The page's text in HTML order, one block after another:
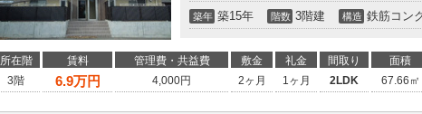
築年 築15年 階数 3階建 構造 鉄筋コン
所在階 賃料 管理費・共益費 敷金 礼金 間取り 面積
3階
6.9万円 4,000円 2ヶ月 1ヶ月 2LDK 67.66㎡